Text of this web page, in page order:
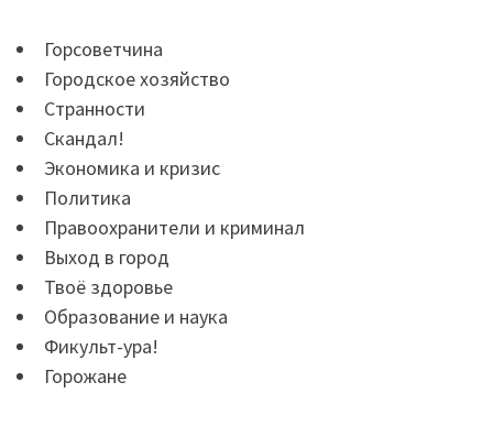
Горсоветчина
Городское хозяйство
Странности
Скандал!
Экономика и кризис
Политика
Правоохранители и криминал
Выход в город
Твоё здоровье
Образование и наука
Фикульт-ура!
Горожане